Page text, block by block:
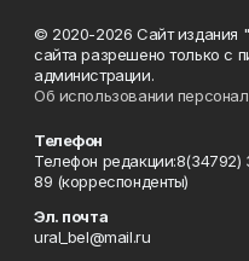
© 2020-2026 Сайт издания
сайта разрешено только с
администрации.
Об использовании
Телефон
Телефон
89 (корреспонденты)
Эл. почта
ural_bel@mail.ru